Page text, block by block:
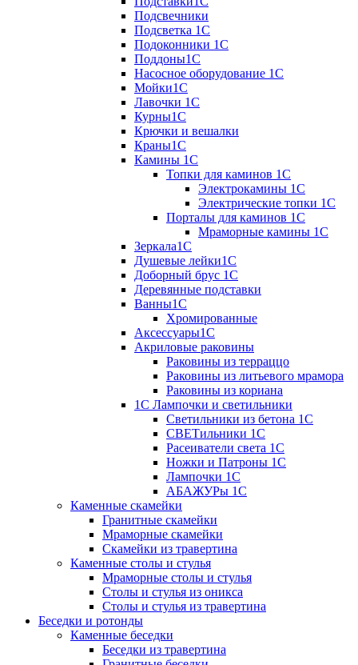
Подсвечники
Подсветка 1С
Подоконники 1С
Поддоны1С
Насосное оборудование 1С
Мойки1С
Лавочки 1С
Курны1С
Крючки и вешалки
Краны1С
Камины 1C
Топки для каминов 1C
Электрокамины 1С
Электрические топки 1C
Порталы для каминов 1С
Мраморные камины 1C
Зеркала1С
Душевые лейки1С
Доборный брус 1С
Деревянные подставки
Ванны1С
Хромированные
Аксессуары1С
Акриловые раковины
Раковины из терраццо
Раковины из литьевого мрамора
Раковины из кориана
1С Лампочки и светильники
Светильники из бетона 1С
СВЕТильники 1С
Расеиватели света 1С
Ножки и Патроны 1С
Лампочки 1С
АБАЖУРы 1С
Каменные скамейки
Гранитные скамейки
Мраморные скамейки
Скамейки из травертина
Каменные столы и стулья
Мраморные столы и стулья
Столы и стулья из оникса
Столы и стулья из травертина
Беседки и ротонды
Каменные беседки
Беседки из травертина